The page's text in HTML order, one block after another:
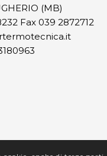
(MB)
Fax 039 2872712